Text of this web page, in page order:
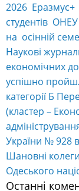
2026 Еразмус+
студентів
на осінній
Наукові
економічних
успішно
категорії Б
(кластер –
України № 928
Шановні
Одеського
Останні